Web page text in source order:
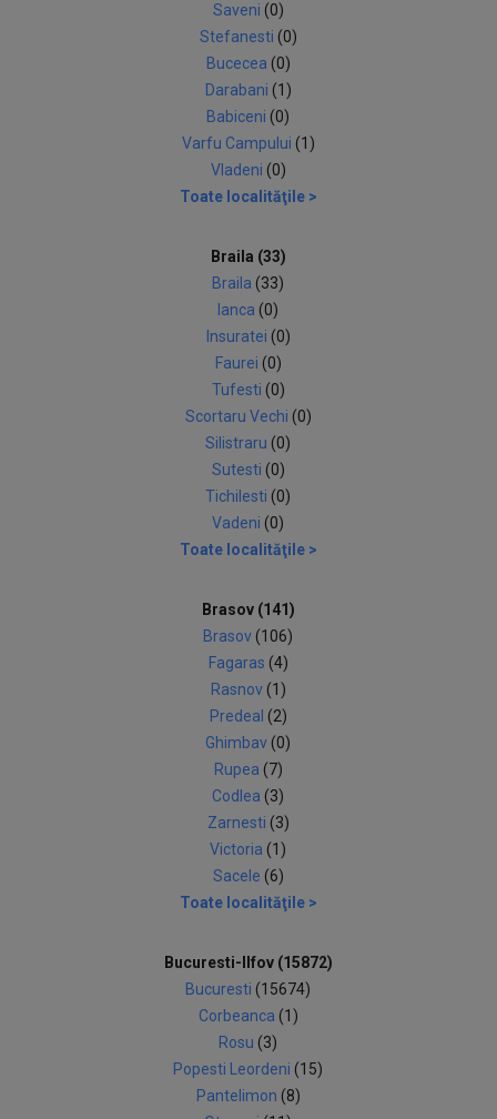
Saveni (0)
Stefanesti (0)
Bucecea (0)
Darabani (1)
Babiceni (0)
Varfu Campului (1)
Vladeni (0)
Toate localităţile >
Braila (33)
Braila (33)
Ianca (0)
Insuratei (0)
Faurei (0)
Tufesti (0)
Scortaru Vechi (0)
Silistraru (0)
Sutesti (0)
Tichilesti (0)
Vadeni (0)
Toate localităţile >
Brasov (141)
Brasov (106)
Fagaras (4)
Rasnov (1)
Predeal (2)
Ghimbav (0)
Rupea (7)
Codlea (3)
Zarnesti (3)
Victoria (1)
Sacele (6)
Toate localităţile >
Bucuresti-Ilfov (15872)
Bucuresti (15674)
Corbeanca (1)
Rosu (3)
Popesti Leordeni (15)
Pantelimon (8)